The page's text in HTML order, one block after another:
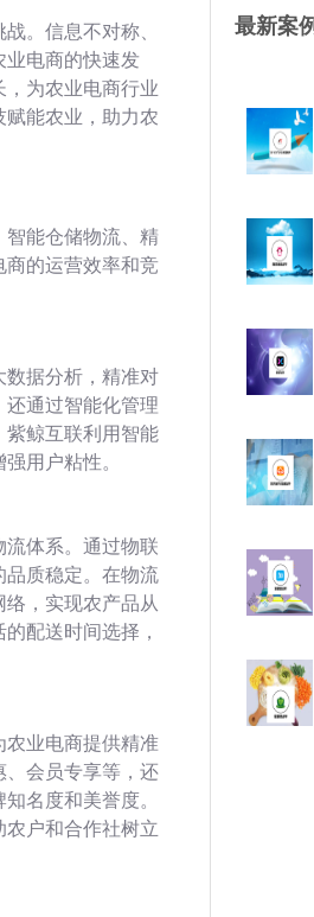
。信息不对称、
业电商的快速发
，为农业电商行业
能农业，助力农
智能仓储物流、精
商的运营效率和竞
数据分析，精准对
通过智能化管理
紫鲸互联利用智能
用户粘性。
体系。通过物联
品质稳定。在物流
，实现农产品从
配送时间选择，
农业电商提供精准
、会员专享等，还
名度和美誉度。
农户和合作社树立
最新案